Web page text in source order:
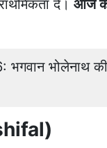
दें। आज
भोलेनाथ की